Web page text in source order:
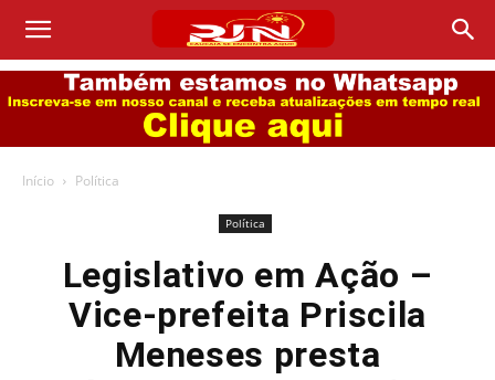
Início Política
Política
Legislativo em Ação –
Vice-prefeita Priscila
Meneses presta